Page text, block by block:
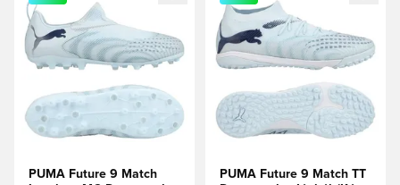
PUMA Future 9 Match
PUMA Future 9 Match TT